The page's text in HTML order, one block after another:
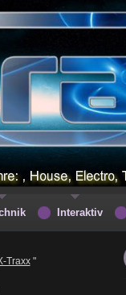
Traxx"
Interaktiv